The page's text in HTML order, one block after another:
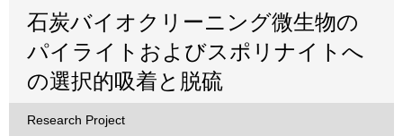
石炭バイオクリーニング微生物の
パイライトおよびスポリナイトへ
の選択的吸着と脱硫
Research Project